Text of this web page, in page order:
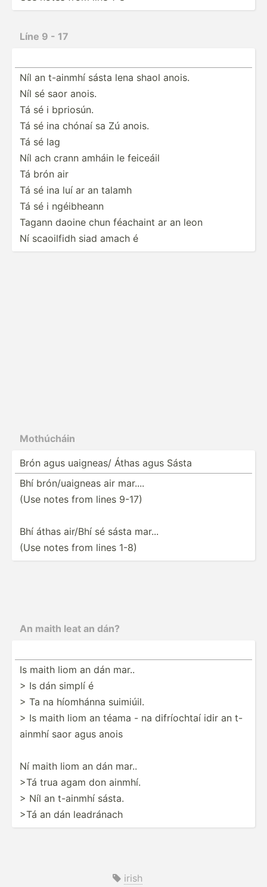
Líne 9 - 17
Níl an t-ainmhí sásta lena shaol anois.
Níl sé saor anois.
Tá sé i bpriosún.
Tá sé ina chónaí sa Zú anois.
Tá sé lag
Níl ach crann amháin le feiceáil
Tá brón air
Tá sé ina luí ar an talamh
Tá sé i ngéibheann
Tagann daoine chun féachaint ar an leon
Ní scaoilfidh siad amach é
Mothúcháin
Brón agus uaigneas/ Áthas agus Sásta
Bhí brón/u­aigneas air mar....
(Use notes from lines 9-17)
Bhí áthas air/Bhí sé sásta mar...
(Use notes from lines 1-8)
An maith leat an dán?
Is maith liom an dán mar..
> Is dán simplí é
> Ta na híomhánna suimiúil.
> Is maith liom an téama - na difrío­chtaí idir an t-
ainmhí saor agus anois
Ní maith liom an dán mar..
>Tá trua agam don ainmhí.
> Níl an t-ainmhí sásta.
>Tá an dán leadránach
irish